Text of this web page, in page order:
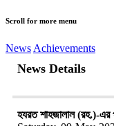
Scroll for more menu
News Achievements
News Details
হযরত শাহজালাল (রহ.)-এর